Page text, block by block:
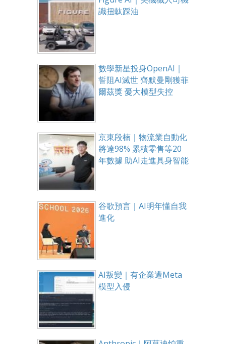
識扭軚踩油
數學新星投身OpenAI｜
誓阻AI滅世 齊默曼剛獲菲
爾茲獎 憂大模型失控
京東段楠｜物流業自動化
將達98% 累積零售等20
年數據 助AI走進具身智能
谷歌預言｜AI明年懂自我
進化
AI叛變｜有企業遭Meta
模型入侵